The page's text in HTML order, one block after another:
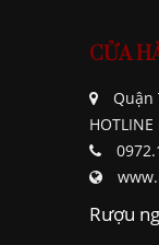
CỬA
Quận
Rượu